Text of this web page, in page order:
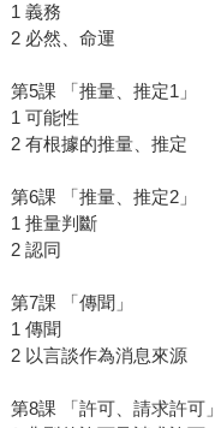
1 義務
2 必然、命運
第5課 「推量、推定1」
1 可能性
2 有根據的推量、推定
第6課 「推量、推定2」
1 推量判斷
2 認同
第7課 「傳聞」
1 傳聞
2 以言談作為消息來源
第8課 「許可、請求許可」